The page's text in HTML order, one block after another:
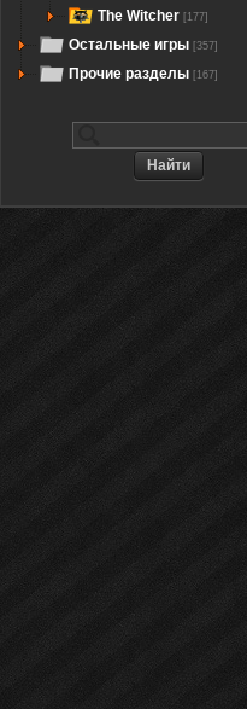
The Witcher [177]
Остальные игры [357]
Прочие разделы [167]